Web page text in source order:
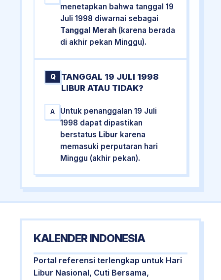
menetapkan bahwa tanggal 19
Juli 1998 diwarnai sebagai
Tanggal Merah (karena berada
di akhir pekan Minggu).
Q
TANGGAL 19 JULI 1998
LIBUR ATAU TIDAK?
A
Untuk penanggalan 19 Juli
1998 dapat dipastikan
berstatus Libur karena
memasuki perputaran hari
Minggu (akhir pekan).
KALENDER INDONESIA
Portal referensi terlengkap untuk Hari
Libur Nasional, Cuti Bersama,